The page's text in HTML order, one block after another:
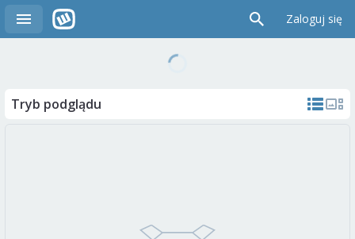
Zaloguj się
Tryb podglądu